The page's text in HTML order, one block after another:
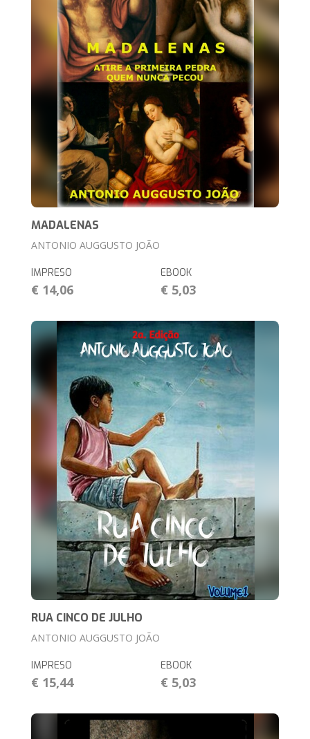
MADALENAS
ANTONIO AUGGUSTO JOÃO
IMPRESO
€ 14,06
EBOOK
€ 5,03
RUA CINCO DE JULHO
ANTONIO AUGGUSTO JOÃO
IMPRESO
€ 15,44
EBOOK
€ 5,03